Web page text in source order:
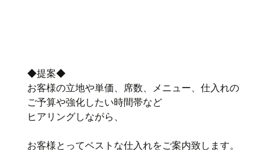
◆提案◆
お客様の立地や単価、席数、メニュー、仕入れの
ご予算や強化したい時間帯など
ヒアリングしながら、
お客様とってベストな仕入れをご案内致します。